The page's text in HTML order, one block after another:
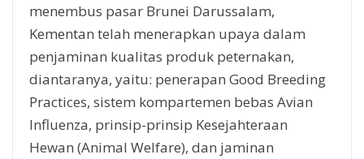
menembus pasar Brunei Darussalam,
Kementan telah menerapkan upaya dalam
penjaminan kualitas produk peternakan,
diantaranya, yaitu: penerapan Good Breeding
Practices, sistem kompartemen bebas Avian
Influenza, prinsip-prinsip Kesejahteraan
Hewan (Animal Welfare), dan jaminan